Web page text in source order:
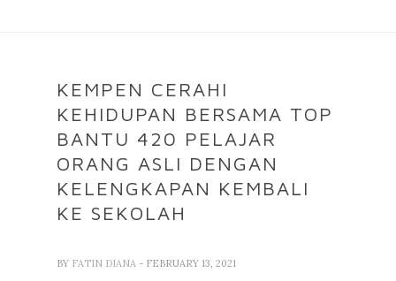
KEMPEN CERAHI
KEHIDUPAN BERSAMA TOP
BANTU 420 PELAJAR
ORANG ASLI DENGAN
KELENGKAPAN KEMBALI
KE SEKOLAH
BY FATIN DIANA - FEBRUARY 13, 2021